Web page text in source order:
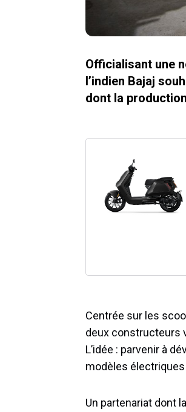
Officialisant une
l’indien Bajaj
dont la
Centrée sur les
deux constructeurs
L’idée : parvenir à
modèles
Un partenariat dont